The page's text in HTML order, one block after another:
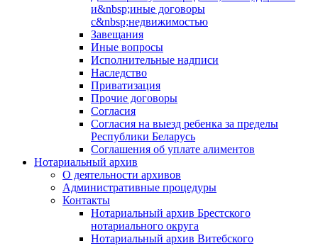
и&nbsp;иные договоры
с&nbsp;недвижимостью
Завещания
Иные вопросы
Исполнительные надписи
Наследство
Приватизация
Прочие договоры
Согласия
Согласия на выезд ребенка за пределы
Республики Беларусь
Соглашения об уплате алиментов
Нотариальный архив
О деятельности архивов
Административные процедуры
Контакты
Нотариальный архив Брестского
нотариального округа
Нотариальный архив Витебского